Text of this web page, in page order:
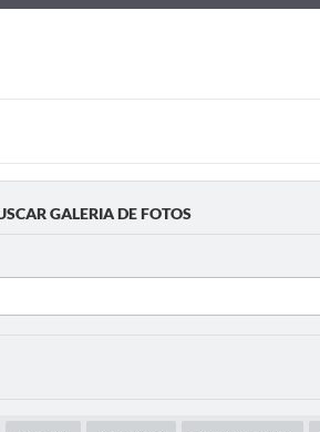
GALERIA DE FOTOS